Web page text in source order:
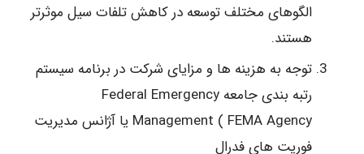
الگوهای مختلف توسعه در کاهش تلفات سیل موثرتر
هستند.
توجه به هزینه ها و مزایای شرکت در برنامه سیستم
رتبه بندی جامعه Federal Emergency
Management ( FEMA Agency یا آژانس مدیریت
فوریت های فدرال